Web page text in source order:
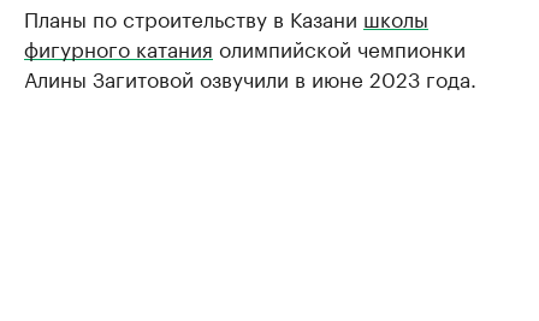
Планы по строительству в Казани школы
фигурного катания олимпийской чемпионки
Алины Загитовой озвучили в июне 2023 года.